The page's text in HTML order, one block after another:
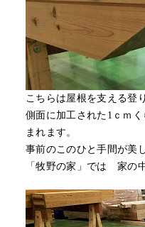
こちらは屋根を支える登
側面に加工された1ｃｍ
まれます。
事前のこのひと手間が美
「牧野の家」では 家の